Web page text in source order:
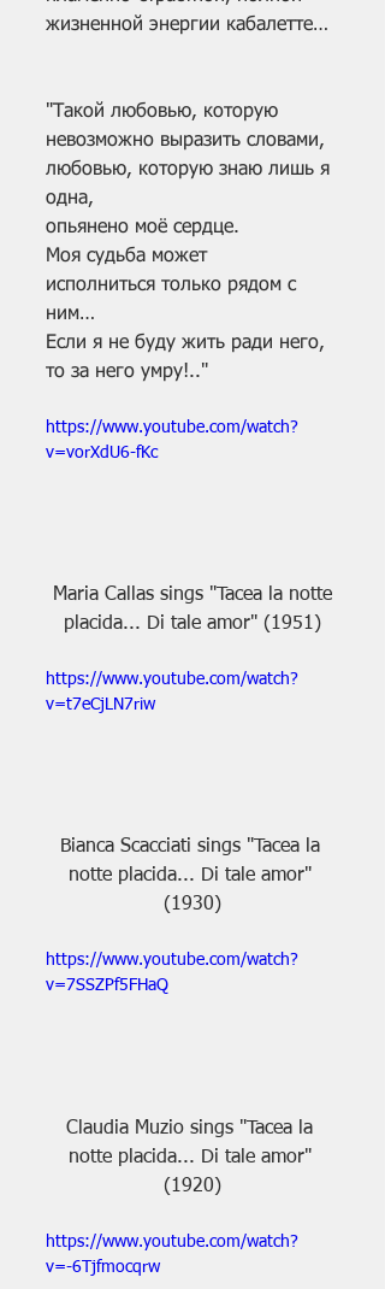
жизненной энергии кабалетте…
"Такой любовью, которую
невозможно выразить словами,
любовью, которую знаю лишь я
одна,
опьянено моё сердце.
Моя судьба может
исполниться только рядом с
ним…
Если я не буду жить ради него,
то за него умру!.."
https://www.youtube.com/watch?
v=vorXdU6-fKc
placida... Di tale amor" (1951)
https://www.youtube.com/watch?
v=t7eCjLN7riw
Bianca Scacciati sings "Tacea la
notte placida... Di tale amor"
(1930)
https://www.youtube.com/watch?
v=7SSZPf5FHaQ
Claudia Muzio sings "Tacea la
notte placida... Di tale amor"
(1920)
https://www.youtube.com/watch?
v=-6Tjfmocqrw